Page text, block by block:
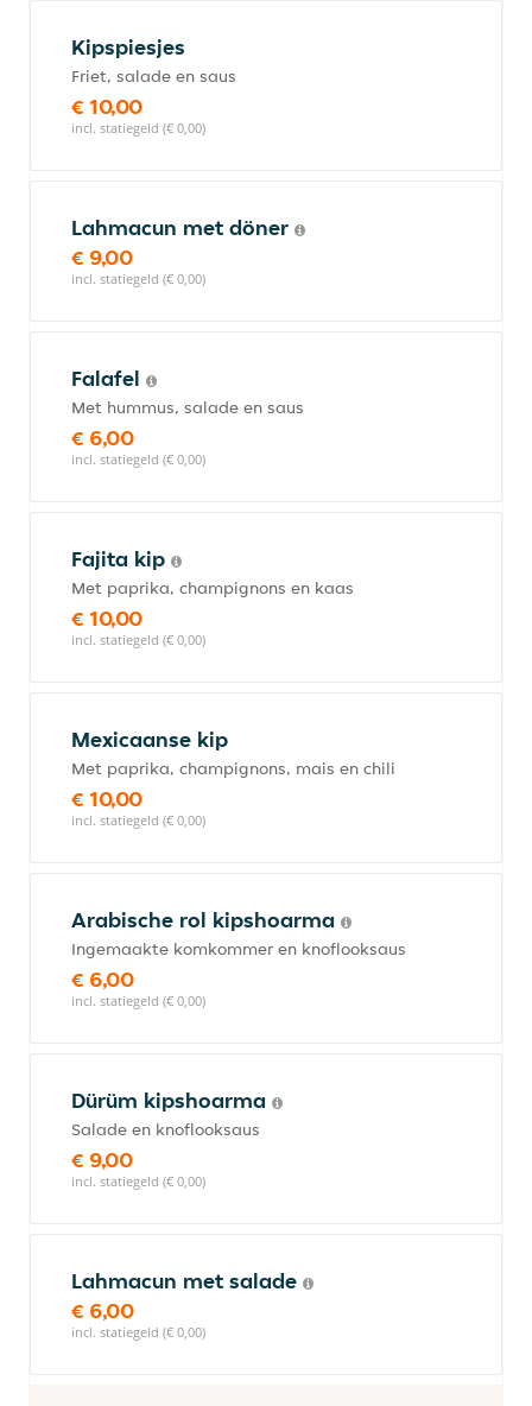
Kipspiesjes
Friet, salade en saus
€ 10,00
incl. statiegeld (€ 0,00)
Lahmacun met döner
€ 9,00
incl. statiegeld (€ 0,00)
Falafel
Met hummus, salade en saus
€ 6,00
incl. statiegeld (€ 0,00)
Fajita kip
Met paprika, champignons en kaas
€ 10,00
incl. statiegeld (€ 0,00)
Mexicaanse kip
Met paprika, champignons, mais en chili
€ 10,00
incl. statiegeld (€ 0,00)
Arabische rol kipshoarma
Ingemaakte komkommer en knoflooksaus
€ 6,00
incl. statiegeld (€ 0,00)
Dürüm kipshoarma
Salade en knoflooksaus
€ 9,00
incl. statiegeld (€ 0,00)
Lahmacun met salade
€ 6,00
incl. statiegeld (€ 0,00)